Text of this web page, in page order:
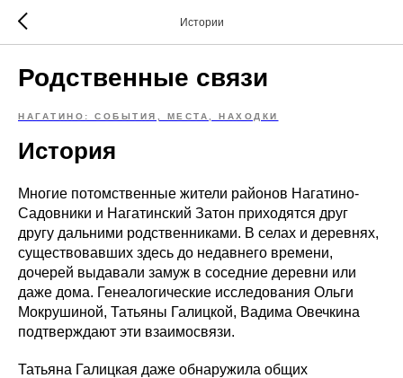
Истории
Родственные связи
НАГАТИНО: СОБЫТИЯ, МЕСТА, НАХОДКИ
История
Многие потомственные жители районов Нагатино-
Садовники и Нагатинский Затон приходятся друг
другу дальними родственниками. В селах и деревнях,
существовавших здесь до недавнего времени,
дочерей выдавали замуж в соседние деревни или
даже дома. Генеалогические исследования Ольги
Мокрушиной, Татьяны Галицкой, Вадима Овечкина
подтверждают эти взаимосвязи.
Татьяна Галицкая даже обнаружила общих